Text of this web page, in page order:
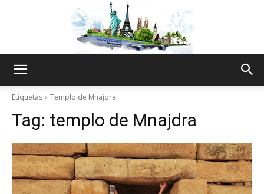
Thru
Etiquetas Templo de Mnajdra
Tag: templo de Mnajdra